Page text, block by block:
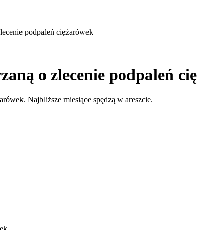
podpaleń ciężarówek
o zlecenie podpaleń
Najbliższe miesiące spędzą w areszcie.